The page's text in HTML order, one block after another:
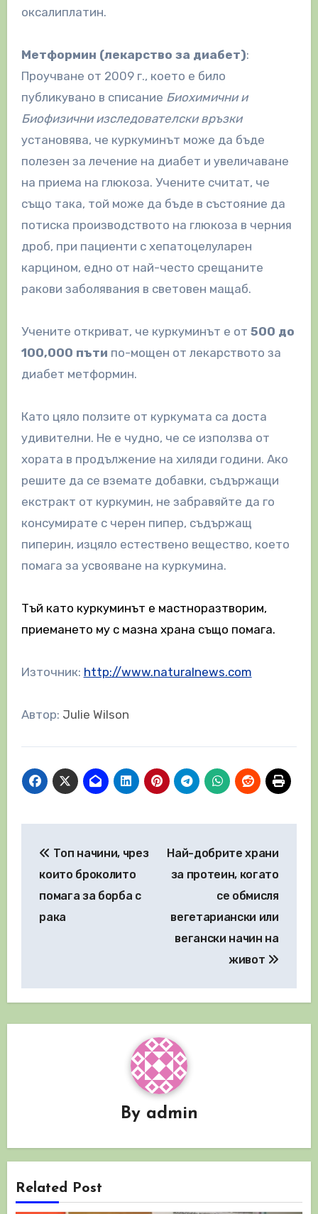
оксалиплатин.
Метформин (лекарство за диабет):
Проучване от 2009 г., което е било
публикувано в списание Биохимични и
Биофизични изследователски връзки
установява, че куркуминът може да бъде
полезен за лечение на диабет и увеличаване
на приема на глюкоза. Учените считат, че
също така, той може да бъде в състояние да
потиска производството на глюкоза в черния
дроб, при пациенти с хепатоцелуларен
карцином, едно от най-често срещаните
ракови заболявания в световен мащаб.
Учените откриват, че куркуминът е от 500 до
100,000 пъти по-мощен от лекарството за
диабет метформин.
Като цяло ползите от куркумата са доста
удивителни. Не е чудно, че се използва от
хората в продължение на хиляди години. Ако
решите да се вземате добавки, съдържащи
екстракт от куркумин, не забравяйте да го
консумирате с черен пипер, съдържащ
пиперин, изцяло естествено вещество, което
помага за усвояване на куркумина.
Тъй като куркуминът е мастноразтворим,
приемането му с мазна храна също помага.
Източник: http://www.naturalnews.com
Автор: Julie Wilson
Топ начини, чрез
които броколито
помага за борба с
рака
Най-добрите храни
за протеин, когато
се обмисля
вегетариански или
вегански начин на
живот
By admin
Related Post